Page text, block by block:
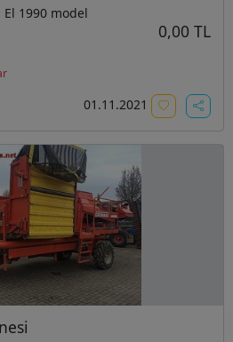
El 1990 model
0,00 TL
01.11.2021